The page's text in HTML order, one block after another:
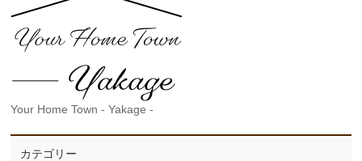
Your Home Town - Yakage -
カテゴリー